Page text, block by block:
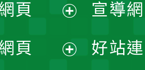
頁
開
頁
宣導
好站